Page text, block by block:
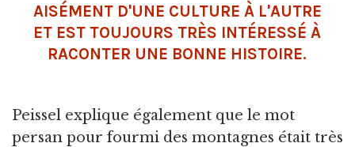
AISÉMENT D'UNE CULTURE À L'AUTRE
ET EST TOUJOURS TRÈS INTÉRESSÉ À
RACONTER UNE BONNE HISTOIRE.
Peissel explique également que le mot
persan pour fourmi des montagnes était très